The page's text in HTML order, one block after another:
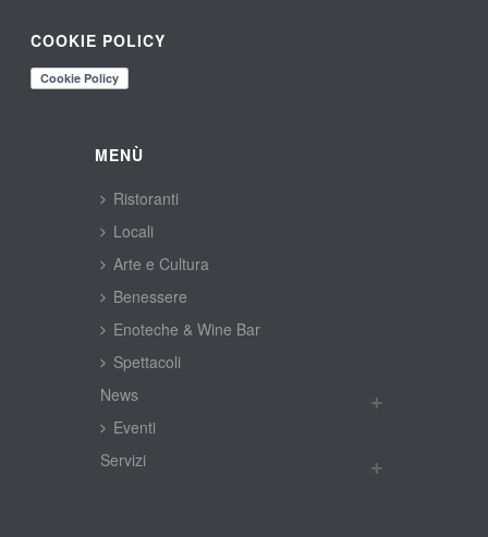
COOKIE POLICY
MENÙ
Ristoranti
Locali
Arte e Cultura
Benessere
Enoteche & Wine Bar
Spettacoli
New
Eventi
Servizi